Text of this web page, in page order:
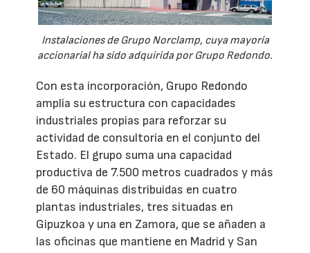
Instalaciones de Grupo Norclamp, cuya mayoría
accionarial ha sido adquirida por Grupo Redondo.
Con esta incorporación, Grupo Redondo
amplía su estructura con capacidades
industriales propias para reforzar su
actividad de consultoría en el conjunto del
Estado. El grupo suma una capacidad
productiva de 7.500 metros cuadrados y más
de 60 máquinas distribuidas en cuatro
plantas industriales, tres situadas en
Gipuzkoa y una en Zamora, que se añaden a
las oficinas que mantiene en Madrid y San